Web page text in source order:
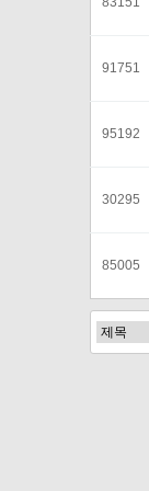
91751
95192
30295
85005